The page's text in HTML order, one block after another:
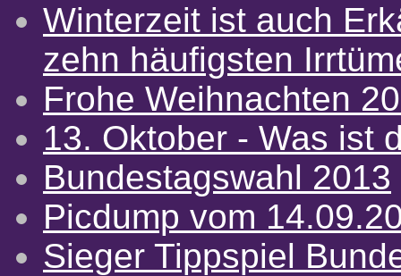
Winterzeit ist auch
zehn häufigsten
Frohe Weihnachten
13. Oktober - Was ist
Bundestagswahl 2013
Picdump vom
Sieger Tippspiel